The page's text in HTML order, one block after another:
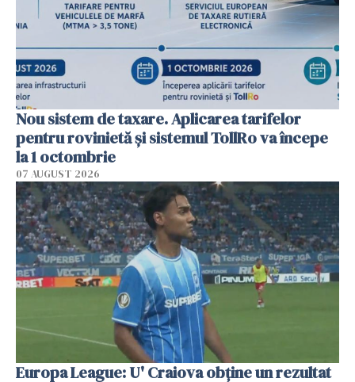
Nou sistem de taxare. Aplicarea tarifelor
pentru rovinietă şi sistemul TollRo va începe
la 1 octombrie
07 AUGUST 2026
Europa League: U' Craiova obține un rezultat